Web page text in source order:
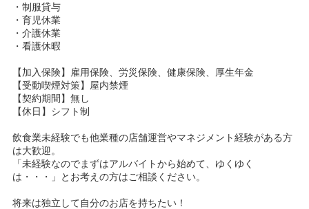
・制服貸与
・育児休業
・介護休業
・看護休暇
【加入保険】雇用保険、労災保険、健康保険、厚生年金
【受動喫煙対策】屋内禁煙
【契約期間】無し
【休日】シフト制
飲食業未経験でも他業種の店舗運営やマネジメント経験がある方
は大歓迎。
「未経験なのでまずはアルバイトから始めて、ゆくゆく
は・・・」とお考えの方はご相談ください。
将来は独立して自分のお店を持ちたい！